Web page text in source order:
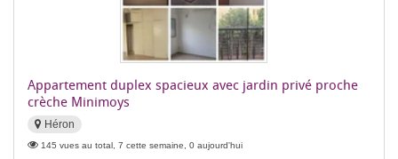
Appartement duplex spacieux avec jardin privé proche
crèche Minimoys
Héron
145 vues au total, 7 cette semaine, 0 aujourd'hui